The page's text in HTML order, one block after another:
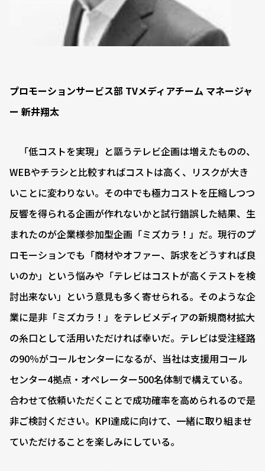
プロモーションサービス部 TVメディアチーム マネージャ
ー 新井翔太
「低コストを実現」と謳うテレビ企画は増えたものの、
WEBやチラシと比較すればコストは高く、リスクが大き
いことに変わりない。その中でも極力コストを圧縮しつつ
反響を得られる企画が作れないかと試行錯誤した結果、生
まれたのが企業様参加型企画「ミズカラ！」だ。現行のプ
ロモーションでも「商材やオファー、訴求をどうすれば良
いのか」という悩みや「テレビはコストが高くテストを検
討出来ない」という意見も多く寄せられる。そのような企
業に是非「ミズカラ！」をテレビメディアの新規商材拡大
の糸口として活用いただければ幸いだ。テレビは受注経路
の90％がコールセンターになるが、当社は支援用コール
センター4拠点・オペレーター500名体制で構えている。
合わせて依頼いただくことで成功確率を高められるので是
非ご検討ください。KPI達成に向けて、一緒に取り組ませ
ていただけることを楽しみにしている。